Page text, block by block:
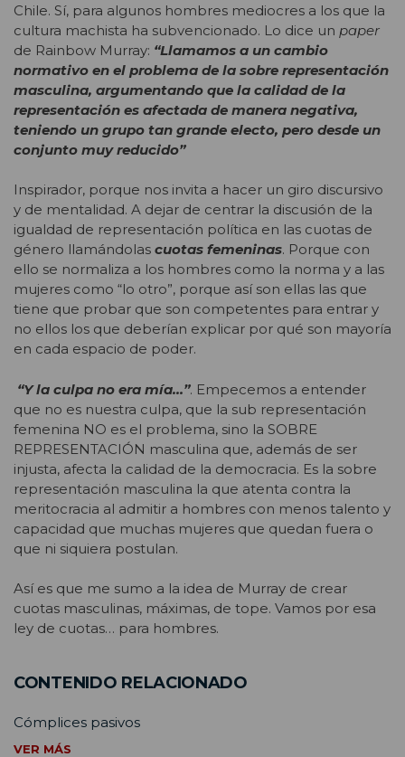
Chile. Sí, para algunos hombres mediocres a los que la
cultura machista ha subvencionado. Lo dice un paper
de Rainbow Murray: “Llamamos a un cambio
normativo en el problema de la sobre representación
masculina, argumentando que la calidad de la
representación es afectada de manera negativa,
teniendo un grupo tan grande electo, pero desde un
conjunto muy reducido”
Inspirador, porque nos invita a hacer un giro discursivo
y de mentalidad. A dejar de centrar la discusión de la
igualdad de representación política en las cuotas de
género llamándolas cuotas femeninas. Porque con
ello se normaliza a los hombres como la norma y a las
mujeres como “lo otro”, porque así son ellas las que
tiene que probar que son competentes para entrar y
no ellos los que deberían explicar por qué son mayoría
en cada espacio de poder.
“Y la culpa no era mía…”. Empecemos a entender
que no es nuestra culpa, que la sub representación
femenina NO es el problema, sino la SOBRE
REPRESENTACIÓN masculina que, además de ser
injusta, afecta la calidad de la democracia. Es la sobre
representación masculina la que atenta contra la
meritocracia al admitir a hombres con menos talento y
capacidad que muchas mujeres que quedan fuera o
que ni siquiera postulan.
Así es que me sumo a la idea de Murray de crear
cuotas masculinas, máximas, de tope. Vamos por esa
ley de cuotas… para hombres.
CONTENIDO RELACIONADO
Cómplices pasivos
VER MÁS